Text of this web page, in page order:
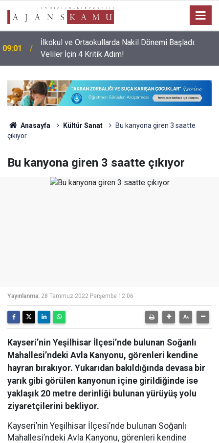
09:01
İlkokul ve Ortaokullarda Nakil Dönemi Başladı:
Veliler İçin 4 Kritik Adım!
Anasayfa Kültür Sanat
Bu kanyona giren 3 saatte
çıkıyor
Bu kanyona giren 3 saatte çıkıyor
Yayınlanma: 28 Temmuz 2022 Perşembe 12:06
Kayseri’nin Yeşilhisar İlçesi’nde bulunan Soğanlı
Mahallesi’ndeki Avla Kanyonu, görenleri kendine
hayran bırakıyor. Yukarıdan bakıldığında devasa bir
yarık gibi görülen kanyonun içine girildiğinde ise
yaklaşık 20 metre derinliği bulunan yürüyüş yolu
ziyaretçilerini bekliyor.
Kayseri’nin Yeşilhisar İlçesi’nde bulunan Soğanlı
Mahallesi’ndeki Avla Kanyonu, görenleri kendine